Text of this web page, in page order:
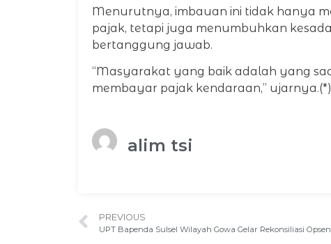
Menurutnya, imbauan ini tidak hanya
pajak, tetapi juga menumbuhkan
bertanggung jawab.
“Masyarakat yang baik adalah yang
membayar pajak kendaraan,” ujarnya.(*)
alim tsi
PREVIOUS
UPT Bapenda Sulsel Wilayah Gowa Gelar Rekonsiliasi